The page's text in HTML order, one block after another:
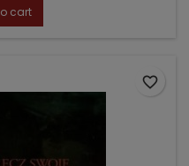
cart
favorite_border